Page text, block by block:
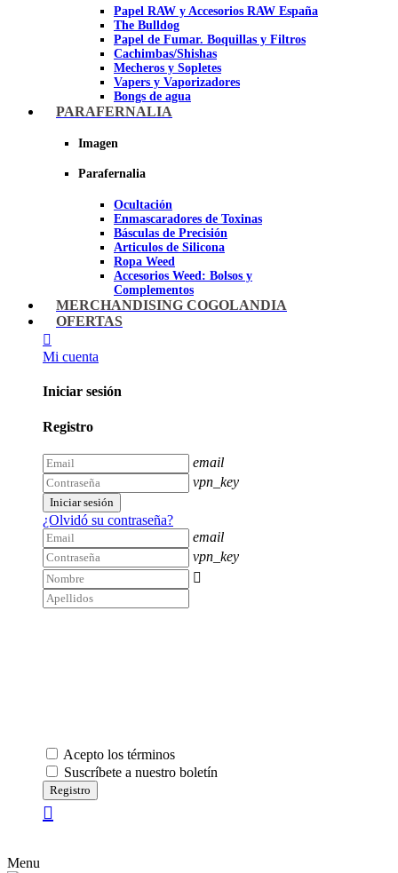
Papel RAW y Accesorios RAW España
The Bulldog
Papel de Fumar. Boquillas y Filtros
Cachimbas/Shishas
Mecheros y Sopletes
Vapers y Vaporizadores
Bongs de agua
Bandejas para liar
Ceniceros para Fumadores
Pipas BHO
Dabbers
Imagen
PARAFERNALIA
Imagen
Parafernalia
Ocultación
Enmascaradores de Toxinas
Básculas de Precisión
Articulos de Silicona
Ropa Weed
Accesorios Weed: Bolsos y
Complementos
Cannabuds
Inciensos
MERCHANDISING COGOLANDIA
OFERTAS
Mi cuenta
Iniciar sesión
Registro
email
vpn_key
Iniciar sesión
¿Olvidó su contraseña?
email
vpn_key

Acepto los términos
Suscríbete a nuestro boletín
Registro
Menu